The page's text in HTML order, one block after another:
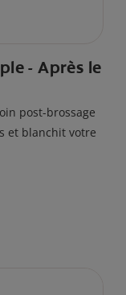
- Après le
post-brossage
et blanchit votre